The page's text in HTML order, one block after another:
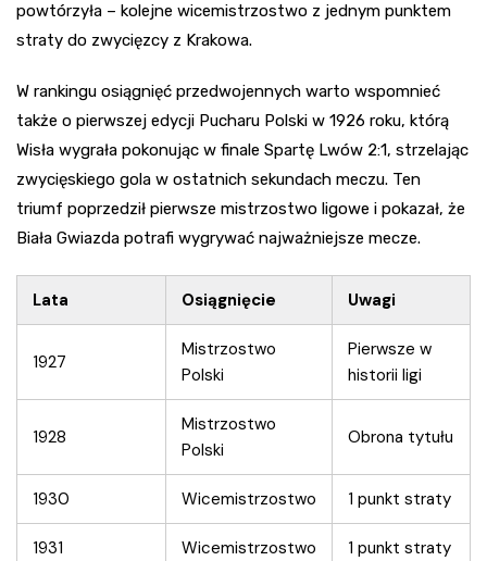
powtórzyła – kolejne wicemistrzostwo z jednym punktem
straty do zwycięzcy z Krakowa.
W rankingu osiągnięć przedwojennych warto wspomnieć
także o pierwszej edycji Pucharu Polski w 1926 roku, którą
Wisła wygrała pokonując w finale Spartę Lwów 2:1, strzelając
zwycięskiego gola w ostatnich sekundach meczu. Ten
triumf poprzedził pierwsze mistrzostwo ligowe i pokazał, że
Biała Gwiazda potrafi wygrywać najważniejsze mecze.
Lata Osiągnięcie Uwagi
1927
Mistrzostwo
Polski
Pierwsze w
historii ligi
1928
Mistrzostwo
Polski
Obrona tytułu
1930 Wicemistrzostwo 1 punkt straty
1931 Wicemistrzostwo 1 punkt straty